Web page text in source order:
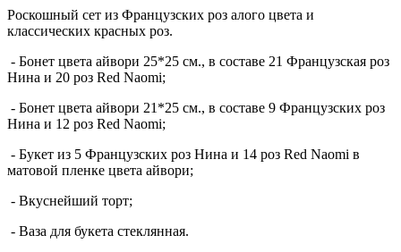
Роскошный сет из Французских роз алого цвета и
классических красных роз.
- Бонет цвета айвори 25*25 см., в составе 21 Французская роз
Нина и 20 роз Red Naomi;
- Бонет цвета айвори 21*25 см., в составе 9 Французских роз
Нина и 12 роз Red Naomi;
- Букет из 5 Французских роз Нина и 14 роз Red Naomi в
матовой пленке цвета айвори;
- Вкуснейший торт;
- Ваза для букета стеклянная.